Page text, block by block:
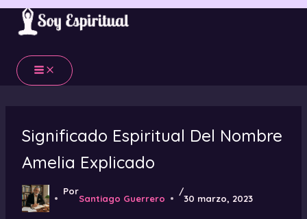
Ir
contenido
Significado Espiritual Del Nombre
Amelia Explicado
Por
Santiago Guerrero
/
30 marzo, 2023